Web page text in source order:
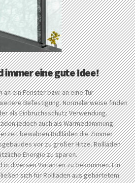
immer eine gute Idee!
ein Fenster bzw. an eine Tür
Befestigung. Normalerweise finden
als Einbruchsschutz Verwendung.
jedoch auch als Wärmedämmung.
bewahren Rollläden die Zimmer
vor zu großer Hitze. Rollläden
Energie zu sparen.
diversen Varianten zu bekommen. Ein
sich für Rollläden aus gehärtetem